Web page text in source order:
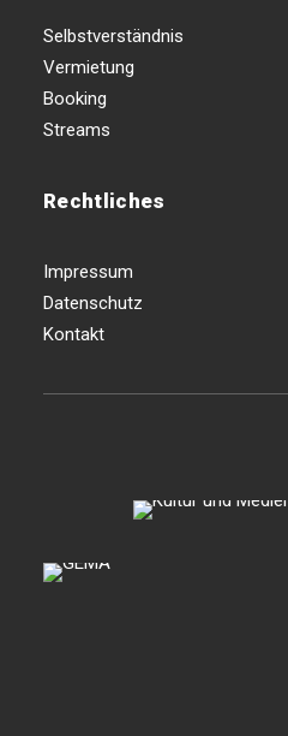
Selbstverständnis
Vermietung
Booking
Streams
Rechtliches
Impressum
Datenschutz
Kontakt